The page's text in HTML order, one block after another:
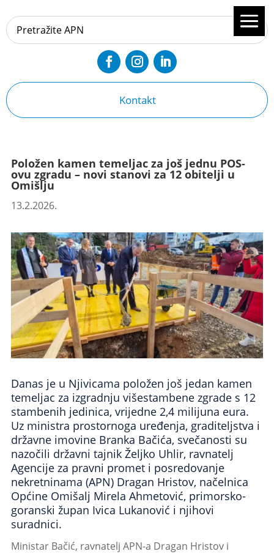
Kontakt
Položen kamen temeljac za još jednu POS-
ovu zgradu – novi stanovi za 12 obitelji u
Omišlju
13.2.2026.
Danas je u Njivicama položen još jedan kamen
temeljac za izgradnju višestambene zgrade s 12
stambenih jedinica, vrijedne 2,4 milijuna eura.
Uz ministra prostornoga uređenja, graditeljstva i
državne imovine Branka Bačića, svečanosti su
nazočili državni tajnik Željko Uhlir, ravnatelj
Agencije za pravni promet i posredovanje
nekretninama (APN) Dragan Hristov, načelnica
Općine Omišalj Mirela Ahmetović, primorsko-
goranski župan Ivica Lukanović i njihovi
suradnici.
Ministar Bačić, ravnatelj APN-a Dragan Hristov i